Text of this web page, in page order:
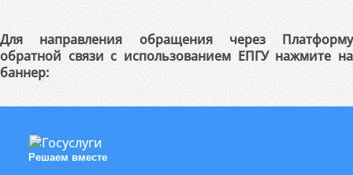
Для направления обращения через Платформу
обратной связи с использованием ЕПГУ нажмите на
баннер:
Решаем вместе